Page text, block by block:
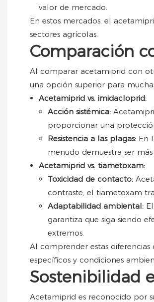
valor de mercado.
En estos mercados, el
sectores agrícolas.
Comparación
Al comparar acetamiprid con
una opción superior para
Acetamiprid vs. imidacloprid:
Acción sistémica:
proporcionar una
Resistencia a las plagas: En
menudo demuestra ser
Acetamiprid vs. tiametoxam:
Toxicidad de contacto:
contraste, el tiametoxam
Adaptabilidad ambiental:
garantiza que siga siendo
extremos.
Al comprender estas
específicos y condiciones
Sostenibilidad
Acetamiprid es reconocido por